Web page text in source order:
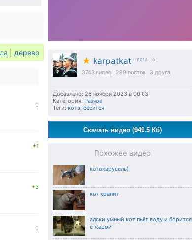
★ karpatkat 116263 | 0
3743 видео 289 постов 3 друга
Добавлено: 26 ноября 2023 в 00:03
Категория: Разное
Теги: котэ бесится
Скачать видео (949.5 Кб)
Похожее видео
котокарусель)
кот храпит
адски умный кот пьёт воду и борится
с жарой
дерево
0
+1
+3
0